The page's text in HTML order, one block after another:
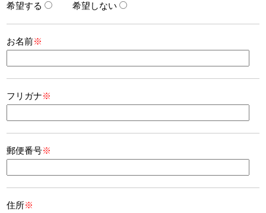
希望する
希望しない
お名前※
フリガナ※
郵便番号※
住所※